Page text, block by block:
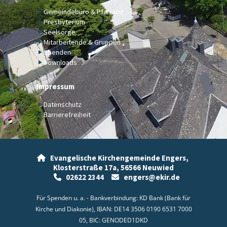
Gemeindebüro & Pfarramt
Presbyterium
Seelsorge
Mitarbeitende & Gruppen
Spenden
Downloads
Impressum
Datenschutz
Barrierefreiheit

Evangelische Kirchengemeinde Engers,
Klosterstraße 17a, 56566 Neuwied
02622 2344 engers@ekir.de
Für Spenden u. a. - Bankverbindung: KD Bank (Bank für
Kirche und Diakonie), IBAN: DE14 3506 0190 6531 7000
05, BIC: GENODED1DKD